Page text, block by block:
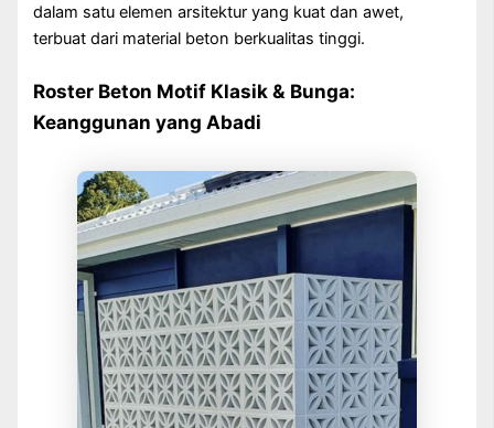
dalam satu elemen arsitektur yang kuat dan awet,
terbuat dari material beton berkualitas tinggi.
Roster Beton Motif Klasik & Bunga:
Keanggunan yang Abadi